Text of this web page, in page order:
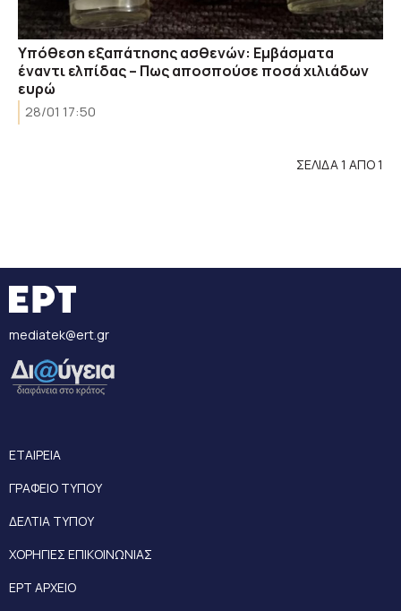
Υπόθεση εξαπάτησης ασθενών: Εμβάσματα
έναντι ελπίδας – Πως αποσπούσε ποσά χιλιάδων
ευρώ
28/01 17:50
ΣΕΛΙΔΑ 1 ΑΠΟ 1
mediatek@ert.gr
ΕΤΑΙΡΕΙΑ
ΓΡΑΦΕΙΟ ΤΥΠΟΥ
ΔΕΛΤΙΑ ΤΥΠΟΥ
ΧΟΡΗΓΙΕΣ ΕΠΙΚΟΙΝΩΝΙΑΣ
ΕΡΤ ΑΡΧΕΙΟ